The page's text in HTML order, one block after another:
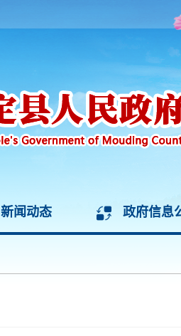
新闻动态 政府信息